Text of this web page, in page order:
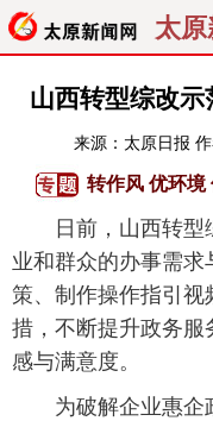
太原
首页 聚
经济 关
旅游 理
看天下 晋
山西转型综改
来源： 太原日报
转作风 优环境
日前，山西转型
业和群众的办事需
策、制作操作指引
措，不断提升政务
感与满意度。
为破解企业惠企